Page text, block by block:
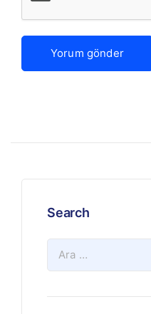
Search